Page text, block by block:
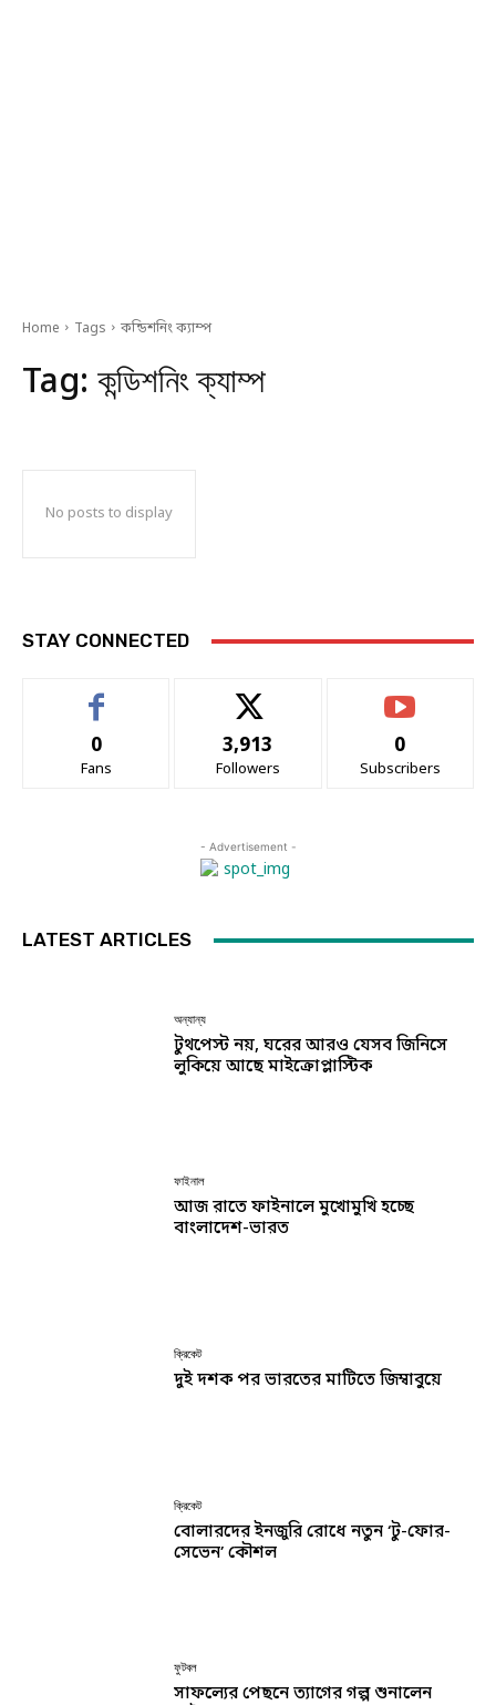
Home Tags কন্ডিশনিং ক্যাম্প
Tag: কন্ডিশনিং ক্যাম্প
No posts to display
STAY CONNECTED
0
Fans
3,913
Followers
0
Subscribers
- Advertisement -
LATEST ARTICLES
অন্যান্য
টুথপেস্ট নয়, ঘরের আরও যেসব জিনিসে
লুকিয়ে আছে মাইক্রোপ্লাস্টিক
ফাইনাল
আজ রাতে ফাইনালে মুখোমুখি হচ্ছে
বাংলাদেশ-ভারত
ক্রিকেট
দুই দশক পর ভারতের মাটিতে জিম্বাবুয়ে
ক্রিকেট
বোলারদের ইনজুরি রোধে নতুন ‘টু-ফোর-
সেভেন’ কৌশল
ফুটবল
সাফল্যের পেছনে ত্যাগের গল্প শুনালেন